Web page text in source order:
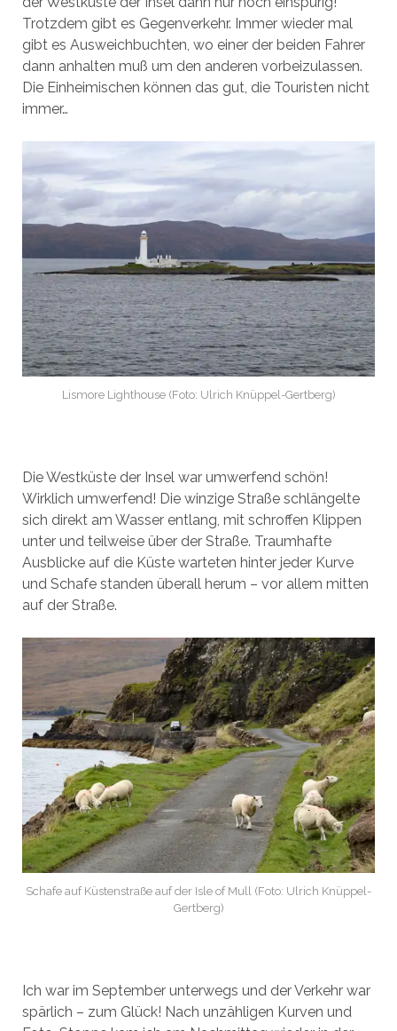
Trotzdem gibt es Gegenverkehr. Immer wieder mal
gibt es Ausweichbuchten, wo einer der beiden Fahrer
dann anhalten muß um den anderen vorbeizulassen.
Die Einheimischen können das gut, die Touristen nicht
immer…
Lismore Lighthouse (Foto: Ulrich Knüppel-Gertberg)
Die Westküste der Insel war umwerfend schön!
Wirklich umwerfend! Die winzige Straße schlängelte
sich direkt am Wasser entlang, mit schroffen Klippen
unter und teilweise über der Straße. Traumhafte
Ausblicke auf die Küste warteten hinter jeder Kurve
und Schafe standen überall herum – vor allem mitten
auf der Straße.
Schafe auf Küstenstraße auf der Isle of Mull (Foto: Ulrich Knüppel-
Gertberg)
Ich war im September unterwegs und der Verkehr war
spärlich – zum Glück! Nach unzähligen Kurven und